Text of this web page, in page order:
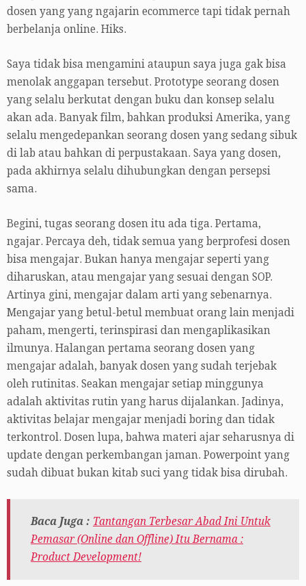
dosen yang yang ngajarin ecommerce tapi tidak pernah
berbelanja online. Hiks.
Saya tidak bisa mengamini ataupun saya juga gak bisa
menolak anggapan tersebut. Prototype seorang dosen
yang selalu berkutat dengan buku dan konsep selalu
akan ada. Banyak film, bahkan produksi Amerika, yang
selalu mengedepankan seorang dosen yang sedang sibuk
di lab atau bahkan di perpustakaan. Saya yang dosen,
pada akhirnya selalu dihubungkan dengan persepsi
sama.
Begini, tugas seorang dosen itu ada tiga. Pertama,
ngajar. Percaya deh, tidak semua yang berprofesi dosen
bisa mengajar. Bukan hanya mengajar seperti yang
diharuskan, atau mengajar yang sesuai dengan SOP.
Artinya gini, mengajar dalam arti yang sebenarnya.
Mengajar yang betul-betul membuat orang lain menjadi
paham, mengerti, terinspirasi dan mengaplikasikan
ilmunya. Halangan pertama seorang dosen yang
mengajar adalah, banyak dosen yang sudah terjebak
oleh rutinitas. Seakan mengajar setiap minggunya
adalah aktivitas rutin yang harus dijalankan. Jadinya,
aktivitas belajar mengajar menjadi boring dan tidak
terkontrol. Dosen lupa, bahwa materi ajar seharusnya di
update dengan perkembangan jaman. Powerpoint yang
sudah dibuat bukan kitab suci yang tidak bisa dirubah.
Baca Juga : Tantangan Terbesar Abad Ini Untuk
Pemasar (Online dan Offline) Itu Bernama :
Product Development!